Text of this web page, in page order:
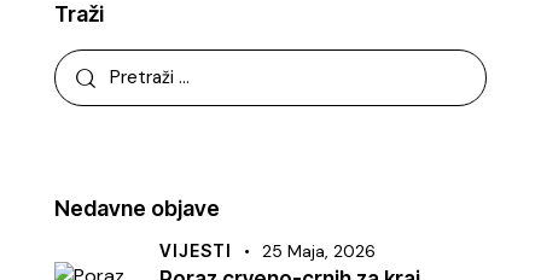
Traži
Nedavne objave
VIJESTI 25 Maja, 2026